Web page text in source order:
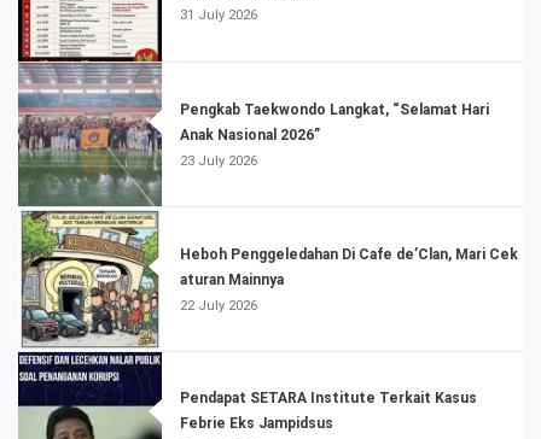
31 July 2026
Pengkab Taekwondo Langkat, “Selamat Hari
Anak Nasional 2026”
23 July 2026
Heboh Penggeledahan Di Cafe de’Clan, Mari Cek
aturan Mainnya
22 July 2026
Pendapat SETARA Institute Terkait Kasus
Febrie Eks Jampidsus